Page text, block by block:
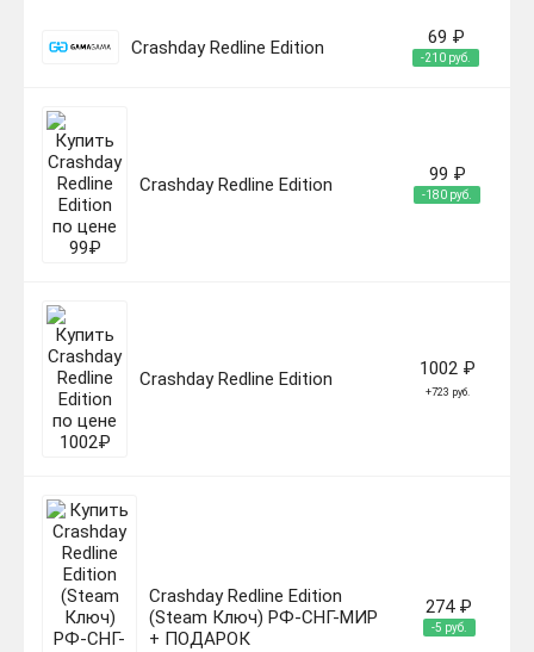
Crashday Redline Edition 69 ₽
-210 руб.
Crashday Redline Edition 99 ₽
-180 руб.
Crashday Redline Edition 1002 ₽
+723 руб.
Crashday Redline Edition
(Steam Ключ) РФ-СНГ-МИР
+ ПОДАРОК
274 ₽
-5 руб.